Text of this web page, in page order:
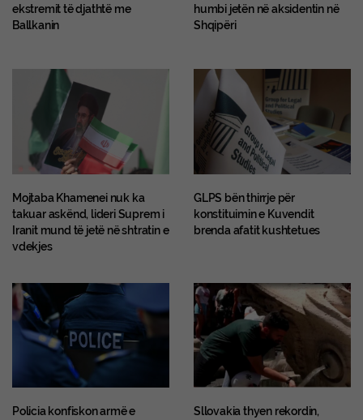
ekstremit të djathtë me
Ballkanin
humbi jetën në aksidentin në
Shqipëri
Mojtaba Khamenei nuk ka
takuar askënd, lideri Suprem i
Iranit mund të jetë në shtratin e
vdekjes
GLPS bën thirrje për
konstituimin e Kuvendit
brenda afatit kushtetues
Policia konfiskon armë e
Sllovakia thyen rekordin,